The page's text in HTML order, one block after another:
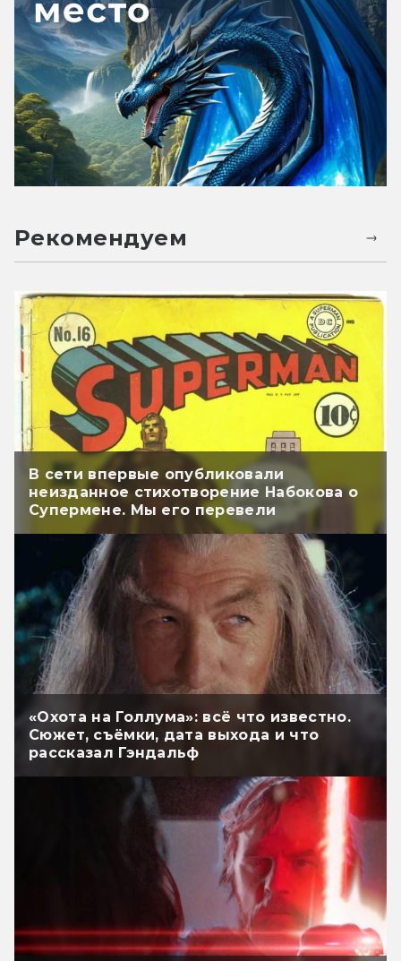
Рекомендуем
В сети впервые опубликовали
неизданное стихотворение Набокова о
Супермене. Мы его перевели
«Охота на Голлума»: всё что известно.
Сюжет, съёмки, дата выхода и что
рассказал Гэндальф